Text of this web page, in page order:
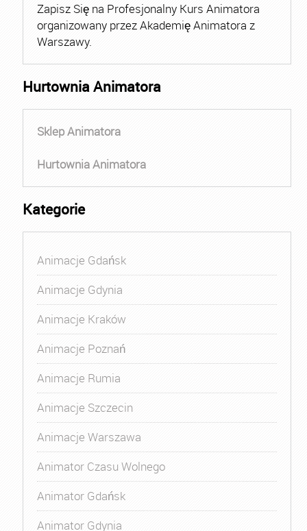
Zapisz Się na Profesjonalny Kurs Animatora
organizowany przez Akademię Animatora z
Warszawy.
Hurtownia Animatora
Sklep Animatora
Hurtownia Animatora
Kategorie
Animacje Gdańsk
Animacje Gdynia
Animacje Kraków
Animacje Poznań
Animacje Rumia
Animacje Szczecin
Animacje Warszawa
Animator Czasu Wolnego
Animator Gdańsk
Animator Gdynia